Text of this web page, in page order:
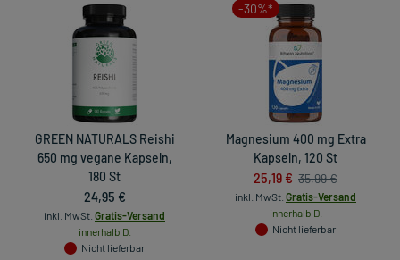
GREEN NATURALS Reishi
650 mg vegane Kapseln,
180 St
24,95 €
inkl. MwSt. Gratis-Versand
innerhalb D.
Nicht lieferbar
-30%*
Magnesium 400 mg Extra
Kapseln, 120 St
25,19 € 35,99 €
inkl. MwSt. Gratis-Versand
innerhalb D.
Nicht lieferbar